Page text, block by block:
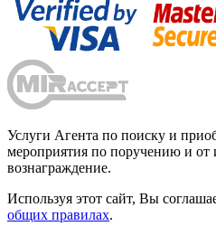
Услуги Агента по поиску и
мероприятия по поручению и от
вознаграждение.
Используя этот сайт, Вы
общих правилах.